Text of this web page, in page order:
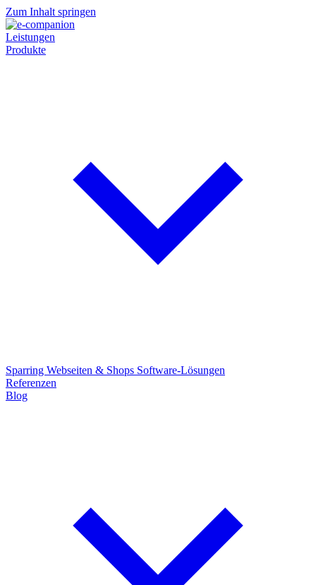
Zum Inhalt springen
Leistungen
Produkte
Sparring Webseiten & Shops Software-Lösungen
Referenzen
Blog